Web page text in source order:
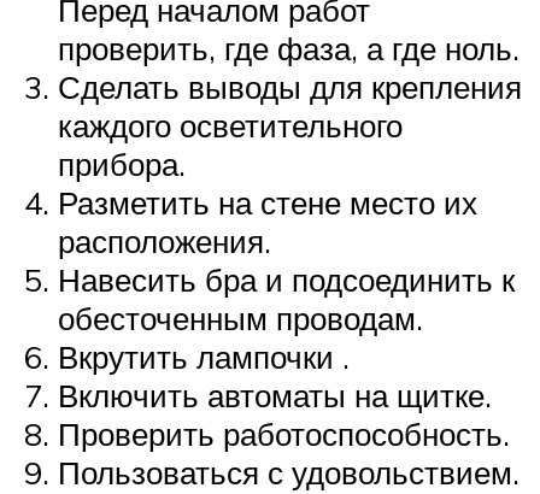
Перед началом работ
проверить, где фаза, а где ноль.
Сделать выводы для крепления
каждого осветительного
прибора.
Разметить на стене место их
расположения.
Навесить бра и подсоединить к
обесточенным проводам.
Вкрутить лампочки .
Включить автоматы на щитке.
Проверить работоспособность.
Пользоваться с удовольствием.